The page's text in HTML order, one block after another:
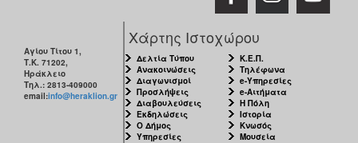
Αγίου Τίτου 1,
Τ.Κ. 71202,
Ηράκλειο
Τηλ.: 2813-409000
email:info@heraklion.gr
Χάρτης Ιστοχώρου
Δελτία Τύπου
Ανακοινώσεις
Διαγωνισμοί
Προσλήψεις
Διαβουλεύσεις
Εκδηλώσεις
Ο Δήμος
Υπηρεσίες
Κ.Ε.Π.
Τηλέφωνα
e-Υπηρεσίες
e-Αιτήματα
Η Πόλη
Ιστορία
Κνωσός
Μουσεία